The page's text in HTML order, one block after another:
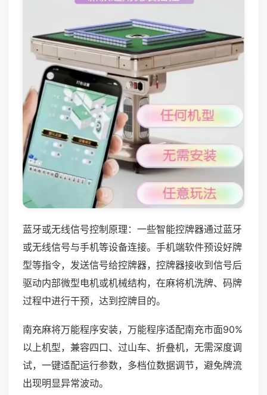
蓝牙或无线信号控制原理：一些智能控牌器通过蓝牙
或无线信号与手机等设备连接。手机端软件预设好牌
型等指令，发送信号给控牌器，控牌器接收到信号后
驱动内部微型电机或机械结构，在麻将机洗牌、码牌
过程中进行干预，达到控牌目的。
南充麻将万能程序安装，万能程序适配南充市面90%
以上机型，兼容四口、过山车、折叠机，无需深度调
试，一键适配运行参数，多档位数据调节，避免牌流
出现明显异常波动。